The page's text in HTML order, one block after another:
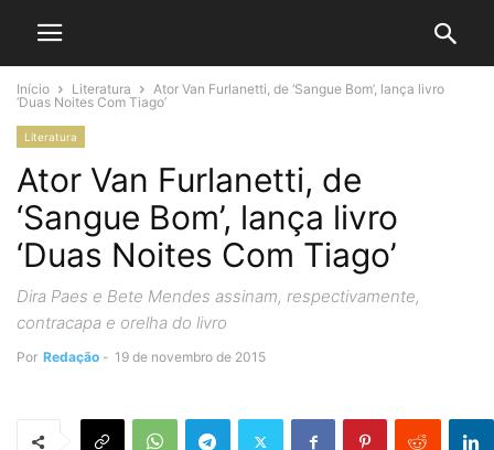
Início Literatura
Ator Van Furlanetti, de ‘Sangue Bom’, lança livro
‘Duas Noites Com Tiago’
Literatura
Ator Van Furlanetti, de
‘Sangue Bom’, lança livro
‘Duas Noites Com Tiago’
Dira Paes e Bete Mendes assinam, respectivamente,
contracapa e orelha do livro
Por Redação - 19 de novembro de 2015